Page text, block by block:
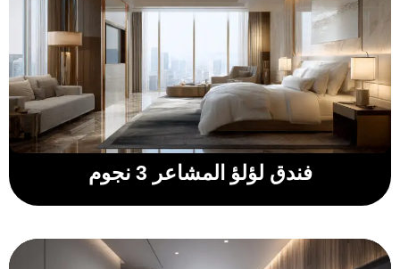
فندق لؤلؤ المشاعر 3 نجوم